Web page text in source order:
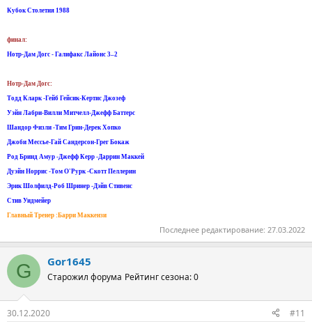
Кубок Столетия 1988
финал:
Нотр-Дам Догс - Галифакс Лайонс 3–2
Нотр-Дам Догс:
Тодд Кларк -Гейб Гейсик-Кертис Джозеф
Уэйн Лабри-Вилли Митчелл-Джефф Баттерс
Шандор Физли -Тим Грин-Дерек Хопко
Джоби Мессье-Гай Сандерсон-Грег Бокаж
Род Бринд Амур -Джефф Керр -Даррин Маккей
Дуэйн Норрис -Том О'Рурк -Скотт Пеллерин
Эрик Шолфилд-Роб Шринер -Дэйв Стивенс
Стив Уидмейер
Главный Тренер :Барри Маккензи
Последнее редактирование: 27.03.2022
G Gor1645
Старожил форума Рейтинг сезона: 0
30.12.2020 #11